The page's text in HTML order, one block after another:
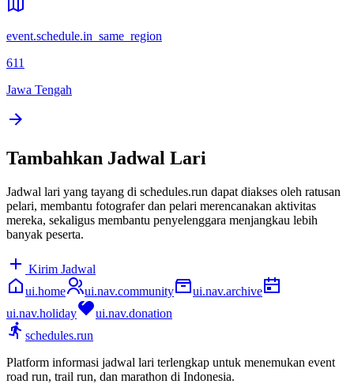
event.schedule.in_same_region
611
Jawa Tengah
Tambahkan Jadwal Lari
Jadwal lari yang tayang di schedules.run dapat diakses oleh ratusan
pelari, membantu fotografer dan pelari merencanakan aktivitas
mereka, sekaligus membantu penyelenggara menjangkau lebih
banyak peserta.
Kirim Jadwal
ui.home
ui.nav.community
ui.nav.archive
ui.nav.holiday
ui.nav.donation
schedules.run
Platform informasi jadwal lari terlengkap untuk menemukan event
road run, trail run, dan marathon di Indonesia.